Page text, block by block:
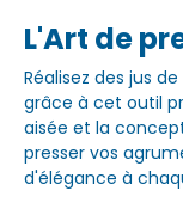
L'Art de
Réalisez des jus
grâce à cet outil
aisée et la
presser vos
d'élégance à